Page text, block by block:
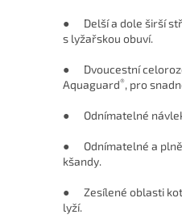
● Delší a dole širší
s lyžařskou obuví.
● Dvoucestní
Aquaguard®, pro
● Odnímatelné
● Odnímatelné a
kšandy.
● Zesílené oblasti
lyží.